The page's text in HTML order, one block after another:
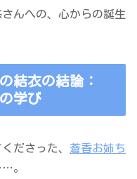
んへの、心からの誕生
結衣の結論：
学び
ださった、 蒼香お姉ち
。